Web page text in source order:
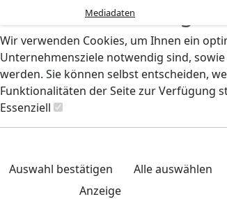
Cookie-Einstellungen
Wir verwenden Cookies, um Ihnen ein
Unternehmensziele notwendig sind,
werden. Sie können selbst entscheiden,
Funktionalitäten der Seite zur Verfügung
Essenziell
Auswahl bestätigen
Alle auswählen
Mediadaten
Anzeige